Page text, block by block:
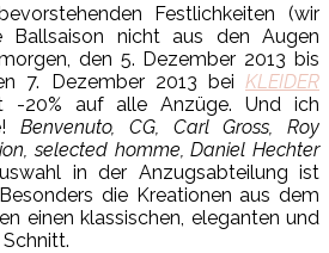
Festlichkeiten (wir
Ballsaison nicht aus den Augen
den 5. Dezember 2013 bis
7. Dezember 2013 bei KLEIDER
-20% auf alle Anzüge. Und ich
Benvenuto, CG, Carl Gross, Roy
selected homme, Daniel Hechter
in der Anzugsabteilung ist
die Kreationen aus dem
einen klassischen, eleganten und